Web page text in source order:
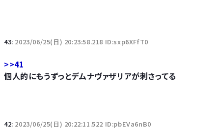
43: 2023/06/25(日) 20:23:58.218 ID:sxp6XFfT0
>>41
個人的にもうずっとデムナヴァザリアが刺さってる
42: 2023/06/25(日) 20:22:11.522 ID:pbEVa6nB0